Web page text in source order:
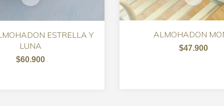
ESTRELLA Y
LUNA
$60.900
ALMOHADON
$47.900